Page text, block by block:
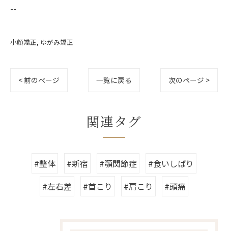
--
小顔矯正 ゆがみ矯正
< 前のページ 一覧に戻る 次のページ >
関連タグ
#整体 #新宿 #顎関節症
#食いしばり
#左右差
#首こり #肩こり #頭痛